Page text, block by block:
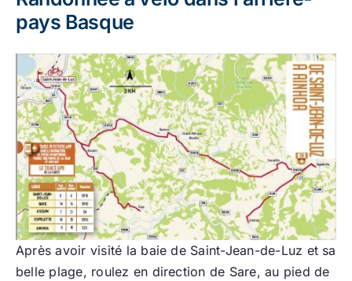
pays Basque
Après avoir visité la baie de Saint-Jean-de-Luz et sa
belle plage, roulez en direction de Sare, au pied de